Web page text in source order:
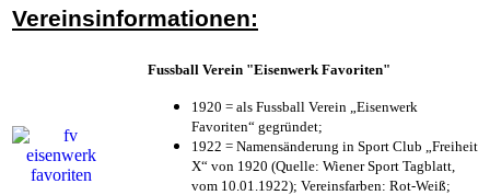
Vereinsinformationen:
Fussball Verein "Eisenwerk Favoriten"
1920 = als Fussball Verein „Eisenwerk
Favoriten“ gegründet;
1922 = Namensänderung in Sport Club „Freiheit
X“ von 1920 (Quelle: Wiener Sport Tagblatt,
vom 10.01.1922); Vereinsfarben: Rot-Weiß;